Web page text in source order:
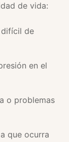
de vida:
difícil de
en el
o problemas
que ocurra